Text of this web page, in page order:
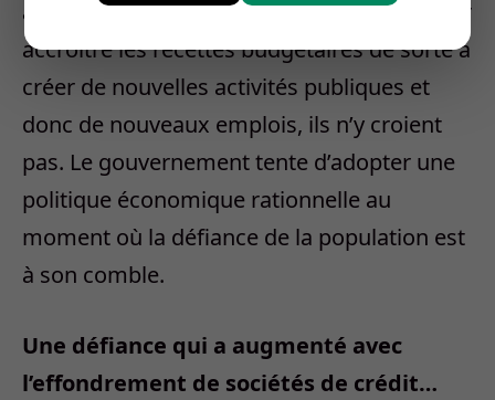
augmenter le prix de l’essence de 50 % pour
accroître les recettes budgétaires de sorte à
créer de nouvelles activités publiques et
donc de nouveaux emplois, ils n’y croient
pas. Le gouvernement tente d’adopter une
politique économique rationnelle au
moment où la défiance de la population est
à son comble.
Une défiance qui a augmenté avec
l’effondrement de sociétés de crédit…